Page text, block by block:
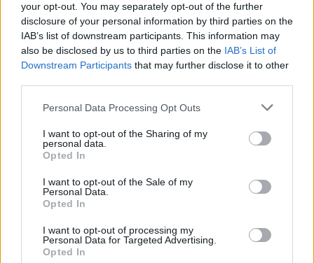
your opt-out. You may separately opt-out of the further
disclosure of your personal information by third parties on the
IAB’s list of downstream participants. This information may
also be disclosed by us to third parties on the IAB’s List of
Downstream Participants that may further disclose it to other
Personal Data Processing Opt Outs
I want to opt-out of the Sharing of my
personal data.
Opted In
I want to opt-out of the Sale of my
Personal Data.
Opted In
I want to opt-out of processing my
Personal Data for Targeted Advertising.
Opted In
Concerto da banda
portuguesa The Gift
origina corte de trânsito
no Centro Histórico de
Viseu
Músicas de Garoto e
Carmen Miranda são
revistadas no Cineteatro
ARTIGOS RELACIONADOSMAIS DO AUTOR